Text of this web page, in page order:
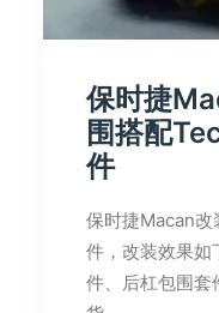
保时捷
围搭配
件
保时捷Macan
件，改装效果如
件、后杠包围套